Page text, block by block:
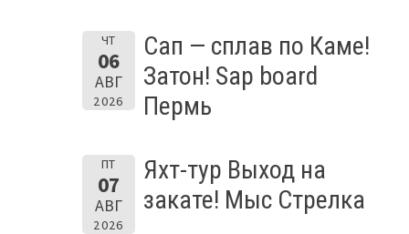
ЧТ
06
АВГ
2026
Сап — сплав по Каме!
Затон! Sap board
Пермь
ПТ
07
АВГ
2026
Яхт-тур Выход на
закате! Мыс Стрелка